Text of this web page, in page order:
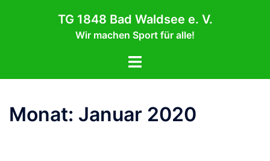
TG 1848 Bad Waldsee e. V.
Wir machen Sport für alle!
Menü
Monat: Januar 2020